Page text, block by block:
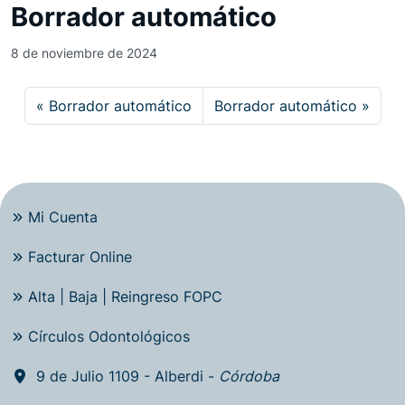
Borrador automático
8 de noviembre de 2024
Borrador automático Borrador automático
Mi Cuenta
Facturar Online
Alta | Baja | Reingreso FOPC
Círculos Odontológicos
9 de Julio 1109 - Alberdi - Córdoba